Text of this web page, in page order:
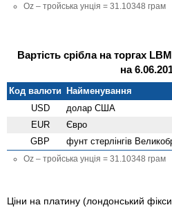
Oz – тройська унція = 31.10348 грам
Вартість срібла на торгах
на
Код валюти Найменування
USD
долар США
EUR Євро
GBP фунт стерлінгів
Oz – тройська унція = 31.10348 грам
Ціни на платину (лондонський